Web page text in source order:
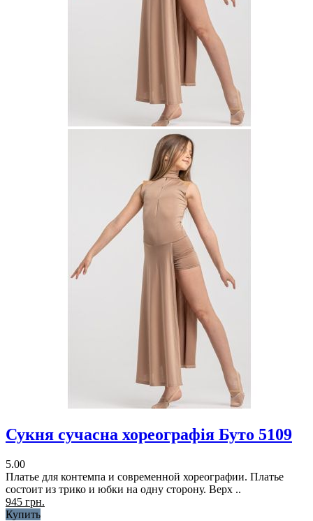
Сукня сучасна хореографія Буто 5109
5.00
Платье для контемпа и современной хореографии. Платье
состоит из трико и юбки на одну сторону. Верх ..
945 грн.
Купить